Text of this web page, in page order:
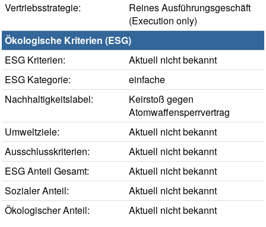
Vertriebsstrategie:
Reines Ausführungsgeschäft
(Execution only)
Ökologische Kriterien (ESG)
ESG Kriterien:
Aktuell nicht bekannt
ESG Kategorie:
einfache
Nachhaltigkeitslabel:
Keirstoß gegen
Atomwaffensperrvertrag
Umweltziele:
Aktuell nicht bekannt
Ausschlusskriterien:
Aktuell nicht bekannt
ESG Anteil Gesamt:
Aktuell nicht bekannt
Sozialer Anteil:
Aktuell nicht bekannt
Ökologischer Anteil:
Aktuell nicht bekannt